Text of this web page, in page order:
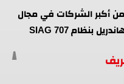
أكبر الشركات في مجال